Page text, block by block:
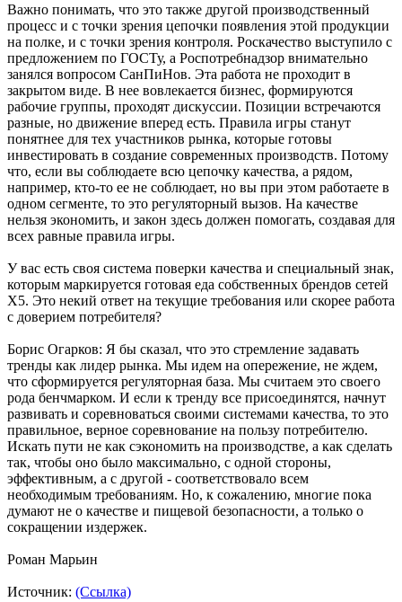
Важно понимать, что это также другой производственный
процесс и с точки зрения цепочки появления этой продукции
на полке, и с точки зрения контроля. Роскачество выступило с
предложением по ГОСТу, а Роспотребнадзор внимательно
занялся вопросом СанПиНов. Эта работа не проходит в
закрытом виде. В нее вовлекается бизнес, формируются
рабочие группы, проходят дискуссии. Позиции встречаются
разные, но движение вперед есть. Правила игры станут
понятнее для тех участников рынка, которые готовы
инвестировать в создание современных производств. Потому
что, если вы соблюдаете всю цепочку качества, а рядом,
например, кто-то ее не соблюдает, но вы при этом работаете в
одном сегменте, то это регуляторный вызов. На качестве
нельзя экономить, и закон здесь должен помогать, создавая для
всех равные правила игры.
У вас есть своя система поверки качества и специальный знак,
которым маркируется готовая еда собственных брендов сетей
Х5. Это некий ответ на текущие требования или скорее работа
с доверием потребителя?
Борис Огарков: Я бы сказал, что это стремление задавать
тренды как лидер рынка. Мы идем на опережение, не ждем,
что сформируется регуляторная база. Мы считаем это своего
рода бенчмарком. И если к тренду все присоединятся, начнут
развивать и соревноваться своими системами качества, то это
правильное, верное соревнование на пользу потребителю.
Искать пути не как сэкономить на производстве, а как сделать
так, чтобы оно было максимально, с одной стороны,
эффективным, а с другой - соответствовало всем
необходимым требованиям. Но, к сожалению, многие пока
думают не о качестве и пищевой безопасности, а только о
сокращении издержек.
Роман Марьин
Источник: (Ссылка)